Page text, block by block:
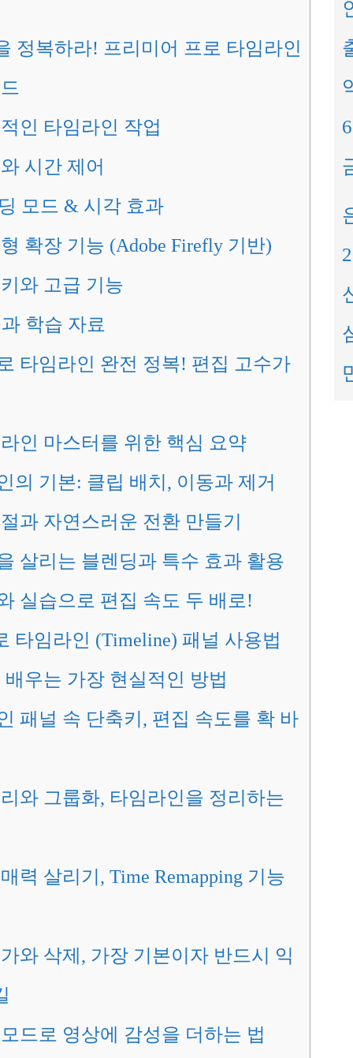
정복하라! 프리미어 프로 타임라인
인 타임라인 작업
시간 제어
모드 & 시각 효과
확장 기능 (Adobe Firefly 기반)
와 고급 기능
학습 자료
타임라인 완전 정복! 편집 고수가
인 마스터를 위한 핵심 요약
의 기본: 클립 배치, 이동과 제거
과 자연스러운 전환 만들기
살리는 블렌딩과 특수 효과 활용
실습으로 편집 속도 두 배로!
타임라인 (Timeline) 패널 사용법
우는 가장 현실적인 방법
패널 속 단축키, 편집 속도를 확 바
와 그룹화, 타임라인을 정리하는
력 살리기, Time Remapping 기능
와 삭제, 가장 기본이자 반드시 익
드로 영상에 감성을 더하는 법